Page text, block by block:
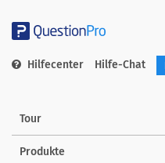
Hilfecenter Hilfe-Chat
Tour
Produkte